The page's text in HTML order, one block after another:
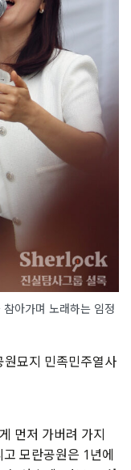
아가며 노래하는 임정
원묘지 민족민주열사
먼저 가버려 가지
모란공원은 1년에